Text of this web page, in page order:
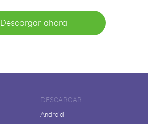
Descargar ahora
DESCARGAR
Android